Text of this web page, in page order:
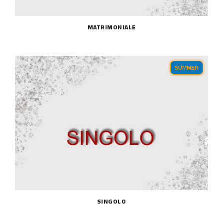
MATRIMONIALE
SUMMER
SINGOLO